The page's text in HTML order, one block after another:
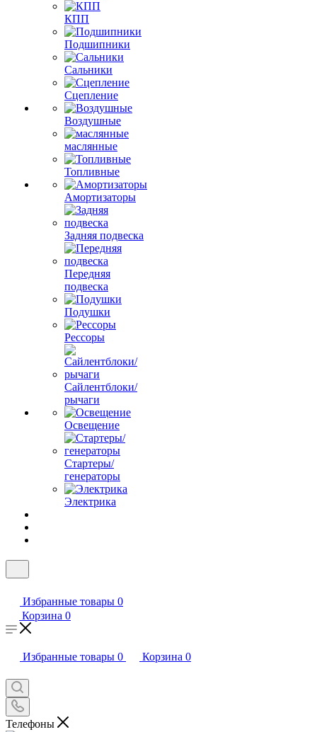
КПП
Подшипники
Сальники
Сцепление
Воздушные
маслянные
Топливные
Амортизаторы
Задняя подвеска
Передняя
подвеска
Подушки
Рессоры
Сайлентблоки/
рычаги
Освещение
Стартеры/
генераторы
Электрика
Избранные товары 0
Корзина 0
Избранные товары 0 Корзина 0
Телефоны